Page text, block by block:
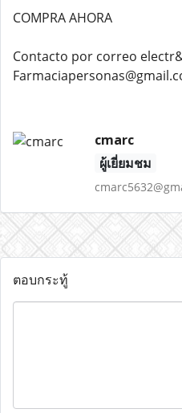
COMPRA AHORA
Contacto por correo
cmarc
ผู้เยี่ยมชม
ตอบกระทู้